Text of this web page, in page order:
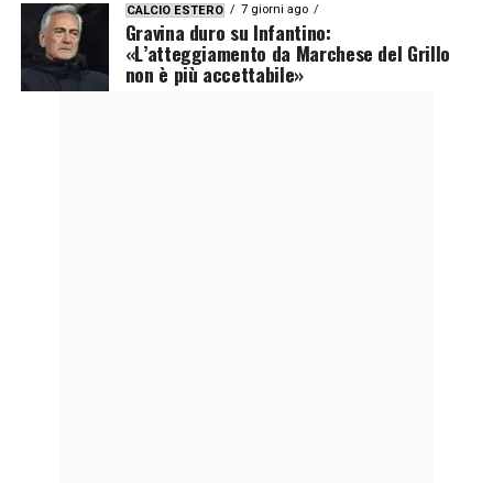
CALCIO ESTERO 7 giorni ago
Gravina duro su Infantino:
«L’atteggiamento da Marchese del Grillo
non è più accettabile»